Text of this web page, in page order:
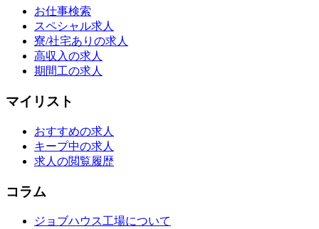
お仕事検索
スペシャル求人
寮/社宅ありの求人
高収入の求人
期間工の求人
マイリスト
おすすめの求人
キープ中の求人
求人の閲覧履歴
コラム
ジョブハウス工場について